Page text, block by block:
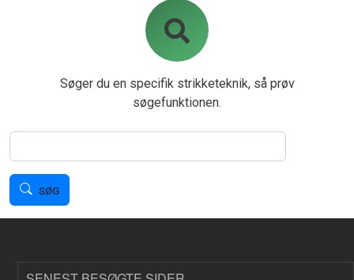
Søger du en specifik strikketeknik, så prøv
søgefunktionen.
Søg
SØG